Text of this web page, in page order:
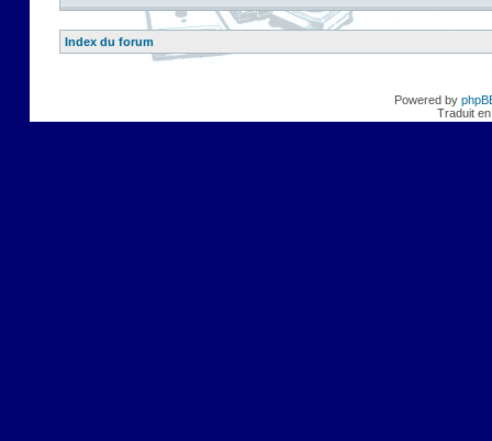
Index du forum
Powered by
Traduit